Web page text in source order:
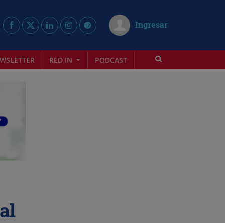
Ingresar
RED IN PODCAST